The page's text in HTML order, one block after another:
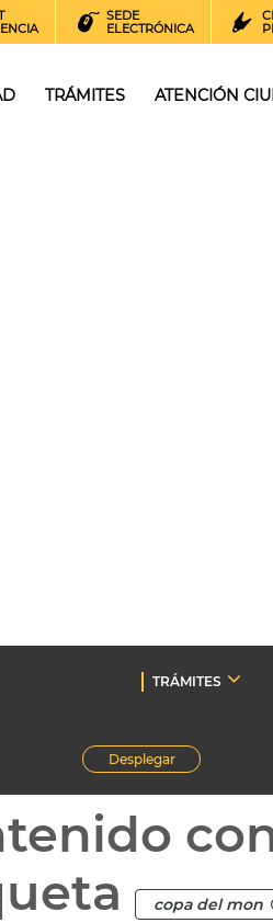
SEDE
ELECTRÓNICA
TRÁMITES ATENCIÓN
TRÁMITES
Desplegar
copa del mon